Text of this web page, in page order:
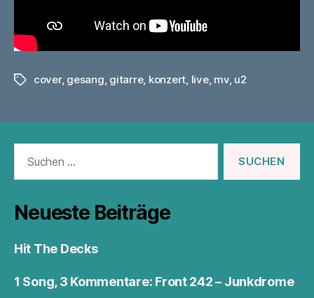
Schlagwörter
cover, gesang gitarre, konzert live, mv, u2
nach:
Neueste Beiträge
Hit The Decks
1 Song, 3 Kommentare: Front 242 – Junkdrome